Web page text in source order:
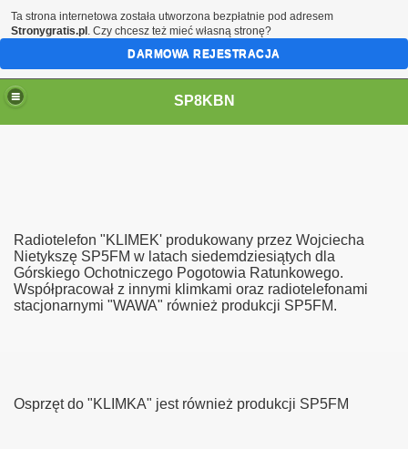
SP8KBN
Radiotelefon "KLIMEK' produkowany przez Wojciecha
Nietykszę SP5FM w latach siedemdziesiątych dla
Górskiego Ochotniczego Pogotowia Ratunkowego.
Współpracował z innymi klimkami oraz radiotelefonami
stacjonarnymi "WAWA" również produkcji SP5FM.
Osprzęt do "KLIMKA" jest również produkcji SP5FM
Ta strona internetowa została utworzona bezpłatnie pod adresem
Stronygratis.pl . Czy chcesz też mieć własną stronę?
DARMOWA REJESTRACJA